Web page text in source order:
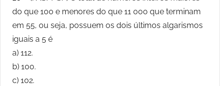
do que 100 e menores do que 11 000 que terminam
em 55, ou seja, possuem os dois últimos algarismos
iguais a 5 é
a) 112.
b) 100.
c) 102.